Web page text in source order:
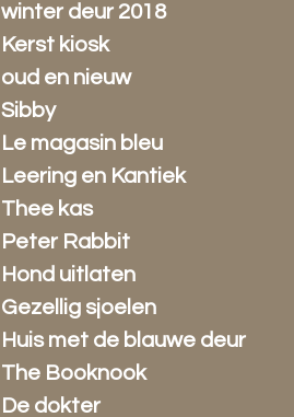
winter deur 2018
Kerst kiosk
oud en nieuw
Sibby
Le magasin bleu
Leering en Kantiek
Thee kas
Peter Rabbit
Hond uitlaten
Gezellig sjoelen
Huis met de blauwe deur
The Booknook
De dokter